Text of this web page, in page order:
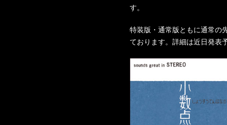
す。
特装版・通常版ともに通常の
ております。詳細は近日発表